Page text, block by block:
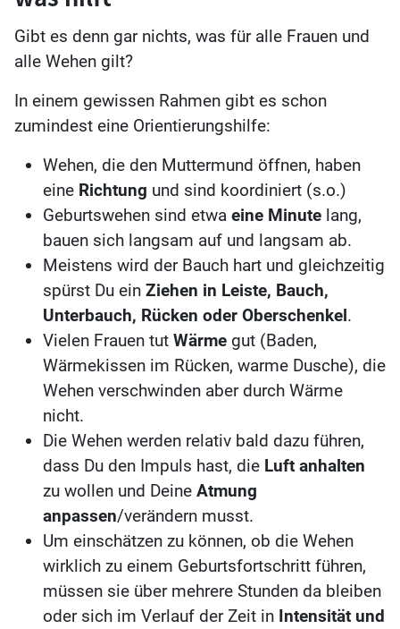
Gibt es denn gar nichts, was für alle Frauen und
alle Wehen gilt?
In einem gewissen Rahmen gibt es schon
zumindest eine Orientierungshilfe:
Wehen, die den Muttermund öffnen, haben
eine Richtung und sind koordiniert (s.o.)
Geburtswehen sind etwa eine Minute lang,
bauen sich langsam auf und langsam ab.
Meistens wird der Bauch hart und gleichzeitig
spürst Du ein Ziehen in Leiste, Bauch,
Unterbauch, Rücken oder Oberschenkel.
Vielen Frauen tut Wärme gut (Baden,
Wärmekissen im Rücken, warme Dusche), die
Wehen verschwinden aber durch Wärme
nicht.
Die Wehen werden relativ bald dazu führen,
dass Du den Impuls hast, die Luft anhalten
zu wollen und Deine Atmung
anpassen/verändern musst.
Um einschätzen zu können, ob die Wehen
wirklich zu einem Geburtsfortschritt führen,
müssen sie über mehrere Stunden da bleiben
oder sich im Verlauf der Zeit in Intensität und